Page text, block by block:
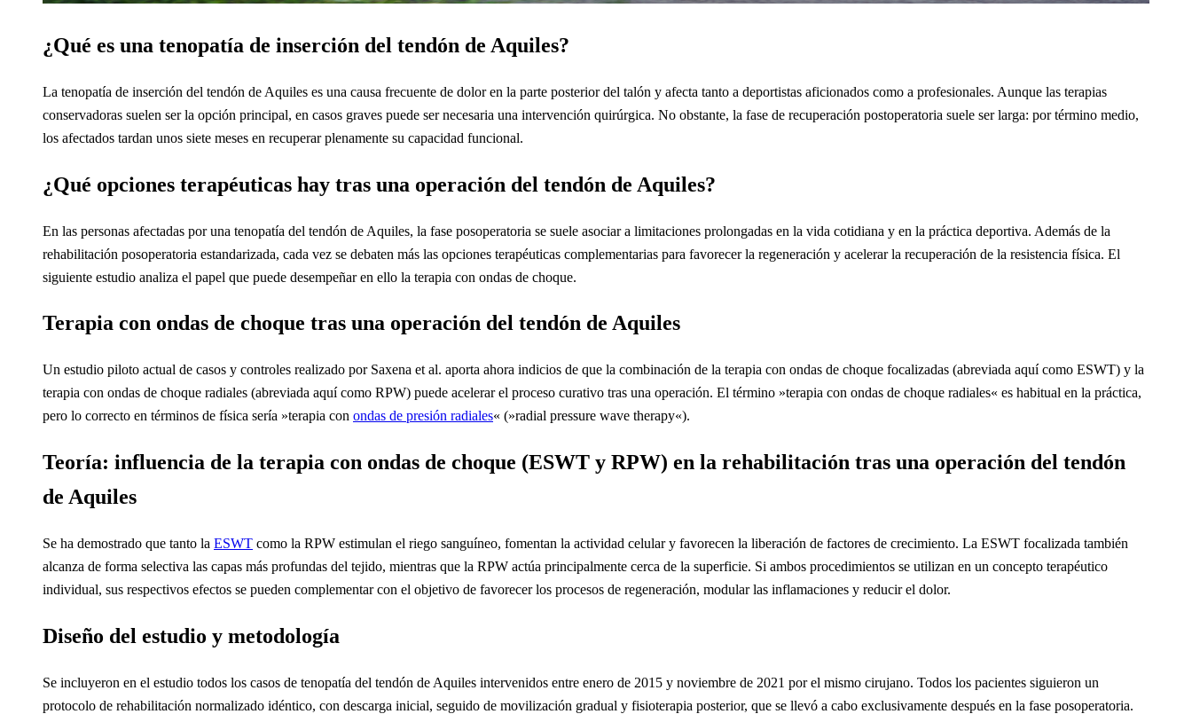
¿Qué es una tenopatía de inserción del tendón de Aquiles?
La tenopatía de inserción del tendón de Aquiles es una causa frecuente de dolor en la parte posterior del talón y afecta tanto a deportistas aficionados como a profesionales. Aunque las terapias
conservadoras suelen ser la opción principal, en casos graves puede ser necesaria una intervención quirúrgica. No obstante, la fase de recuperación postoperatoria suele ser larga: por término medio,
los afectados tardan unos siete meses en recuperar plenamente su capacidad funcional.
¿Qué opciones terapéuticas hay tras una operación del tendón de Aquiles?
En las personas afectadas por una tenopatía del tendón de Aquiles, la fase posoperatoria se suele asociar a limitaciones prolongadas en la vida cotidiana y en la práctica deportiva. Además de la
rehabilitación posoperatoria estandarizada, cada vez se debaten más las opciones terapéuticas complementarias para favorecer la regeneración y acelerar la recuperación de la resistencia física. El
siguiente estudio analiza el papel que puede desempeñar en ello la terapia con ondas de choque.
Terapia con ondas de choque tras una operación del tendón de Aquiles
Un estudio piloto actual de casos y controles realizado por Saxena et al. aporta ahora indicios de que la combinación de la terapia con ondas de choque focalizadas (abreviada aquí como ESWT) y la
terapia con ondas de choque radiales (abreviada aquí como RPW) puede acelerar el proceso curativo tras una operación. El término »terapia con ondas de choque radiales« es habitual en la práctica,
pero lo correcto en términos de física sería »terapia con ondas de presión radiales« (»radial pressure wave therapy«).
Teoría: influencia de la terapia con ondas de choque (ESWT y RPW) en la rehabilitación tras una operación del tendón
de Aquiles
Se ha demostrado que tanto la ESWT como la RPW estimulan el riego sanguíneo, fomentan la actividad celular y favorecen la liberación de factores de crecimiento. La ESWT focalizada también
alcanza de forma selectiva las capas más profundas del tejido, mientras que la RPW actúa principalmente cerca de la superficie. Si ambos procedimientos se utilizan en un concepto terapéutico
individual, sus respectivos efectos se pueden complementar con el objetivo de favorecer los procesos de regeneración, modular las inflamaciones y reducir el dolor.
Diseño del estudio y metodología
Se incluyeron en el estudio todos los casos de tenopatía del tendón de Aquiles intervenidos entre enero de 2015 y noviembre de 2021 por el mismo cirujano. Todos los pacientes siguieron un
protocolo de rehabilitación normalizado idéntico, con descarga inicial, seguido de movilización gradual y fisioterapia posterior, que se llevó a cabo exclusivamente después en la fase posoperatoria.